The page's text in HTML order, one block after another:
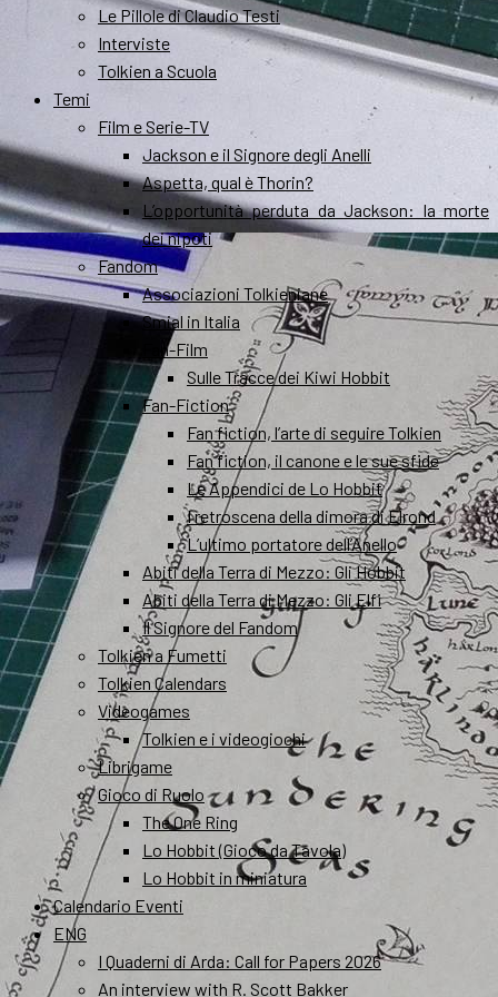
Le Pillole di Claudio Testi
Interviste
Tolkien a Scuola
Temi
Film e Serie-TV
Jackson e il Signore degli Anelli
Aspetta, qual è Thorin?
L’opportunità perduta da Jackson: la morte
dei nipoti
Fandom
Associazioni Tolkieniane
Smial in Italia
Fan-Film
Sulle Tracce dei Kiwi Hobbit
Fan-Fiction
Fan fiction, l’arte di seguire Tolkien
Fan fiction, il canone e le sue sfide
Le Appendici de Lo Hobbit
I retroscena della dimora di Elrond
L’ultimo portatore dell’Anello
Abiti della Terra di Mezzo: Gli Hobbit
Abiti della Terra di Mezzo: Gli Elfi
Il Signore del Fandom
Tolkien a Fumetti
Tolkien Calendars
Videogames
Tolkien e i videogiochi
Librigame
Gioco di Ruolo
The One Ring
Lo Hobbit (Gioco da Tavola)
Lo Hobbit in miniatura
Calendario Eventi
ENG
I Quaderni di Arda: Call for Papers 2026
An interview with R. Scott Bakker